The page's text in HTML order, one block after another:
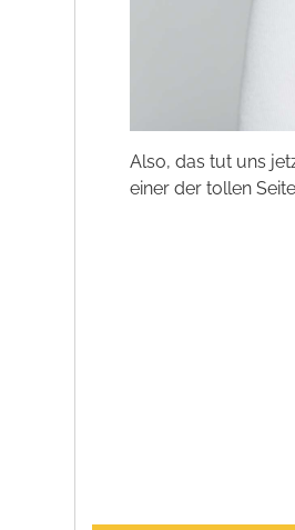
Also, das tut uns
einer der tollen